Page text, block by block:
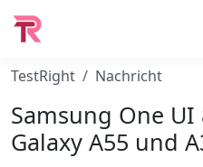
TestRight Nachricht
Samsung One
Galaxy A55 und